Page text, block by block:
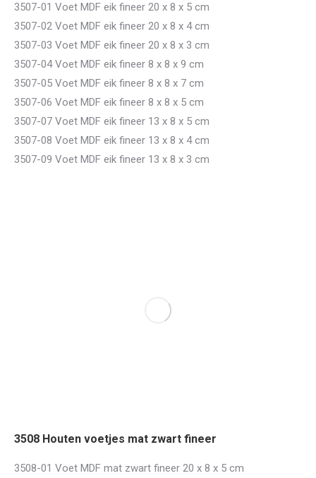
3507-01 Voet MDF eik fineer 20 x 8 x 5 cm
3507-02 Voet MDF eik fineer 20 x 8 x 4 cm
3507-03 Voet MDF eik fineer 20 x 8 x 3 cm
3507-04 Voet MDF eik fineer 8 x 8 x 9 cm
3507-05 Voet MDF eik fineer 8 x 8 x 7 cm
3507-06 Voet MDF eik fineer 8 x 8 x 5 cm
3507-07 Voet MDF eik fineer 13 x 8 x 5 cm
3507-08 Voet MDF eik fineer 13 x 8 x 4 cm
3507-09 Voet MDF eik fineer 13 x 8 x 3 cm
3508 Houten voetjes mat zwart fineer
3508-01 Voet MDF mat zwart fineer 20 x 8 x 5 cm